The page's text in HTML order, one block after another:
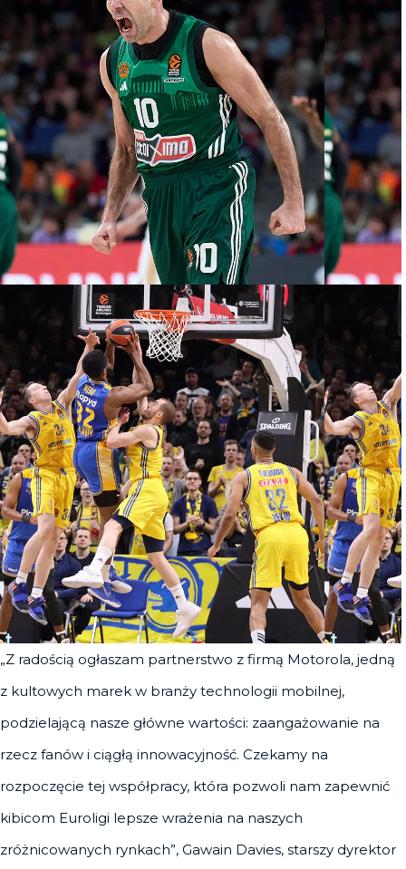
„Z radością ogłaszam partnerstwo z firmą Motorola, jedną
z kultowych marek w branży technologii mobilnej,
podzielającą nasze główne wartości: zaangażowanie na
rzecz fanów i ciągłą innowacyjność. Czekamy na
rozpoczęcie tej współpracy, która pozwoli nam zapewnić
kibicom Euroligi lepsze wrażenia na naszych
zróżnicowanych rynkach”, Gawain Davies, starszy dyrektor